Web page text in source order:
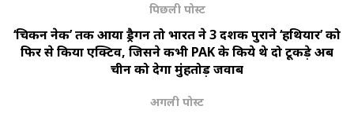
पिछली पोस्ट
‘चिकन नेक’ तक आया ड्रैगन तो भारत ने 3 दशक पुराने ‘हथियार’ को
फिर से किया एक्टिव, जिसने कभी PAK के किये थे दो टूकड़े अब
चीन को देगा मुंहतोड़ जवाब
अगली पोस्ट